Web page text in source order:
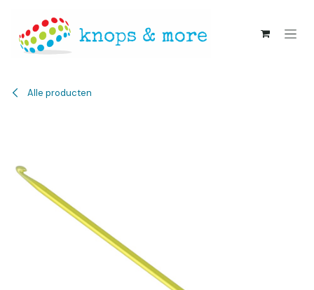
Alle producten